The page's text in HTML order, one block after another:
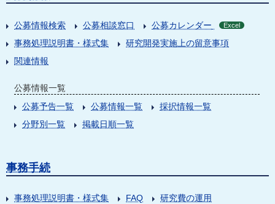
公募情報検索 公募相談窓口 公募カレンダー Excel
事務処理説明書・様式集
研究開発実施上の留意事項
関連情報
公募情報一覧
公募予告一覧
公募情報一覧
採択情報一覧
分野別一覧
掲載日順一覧
事務手続
事務処理説明書・様式集 FAQ
研究費の運用